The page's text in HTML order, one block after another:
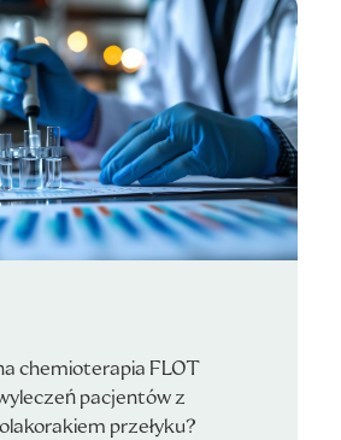
chemioterapia FLOT
pacjentów z
przełyku?